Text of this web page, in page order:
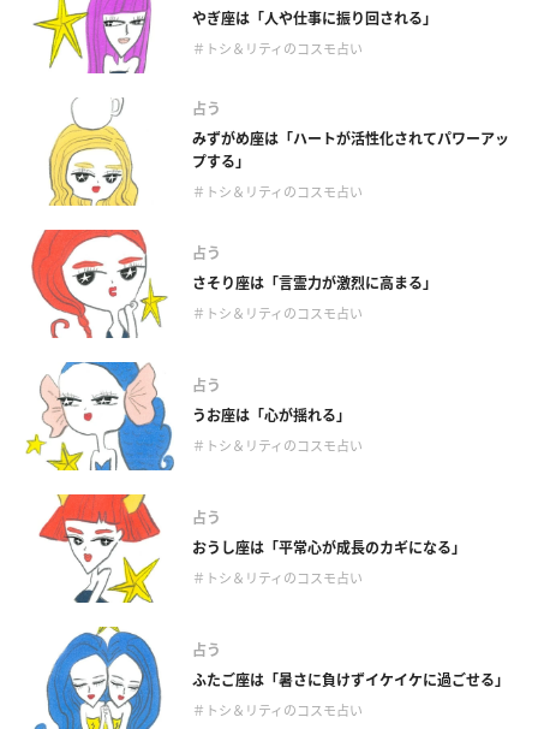
やぎ座は「人や仕事に振り回される」
＃トシ＆リティのコスモ占い
占う
みずがめ座は「ハートが活性化されてパワーアッ
プする」
＃トシ＆リティのコスモ占い
占う
さそり座は「言霊力が激烈に高まる」
＃トシ＆リティのコスモ占い
占う
うお座は「心が揺れる」
＃トシ＆リティのコスモ占い
占う
おうし座は「平常心が成長のカギになる」
＃トシ＆リティのコスモ占い
占う
ふたご座は「暑さに負けずイケイケに過ごせる」
＃トシ＆リティのコスモ占い